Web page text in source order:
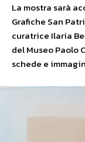
La mostra sarà
Grafiche San
curatrice Ilaria
del Museo Paolo
schede e